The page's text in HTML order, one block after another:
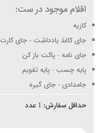
اقلام موجود در ست:
کازیه
جای کاغذ یادداشت - جای کارت
جای نامه - پاکت باز کن
پایه چسب - پایه تقویم
جامدادی - جای گیره
حداقل سفارش: 1 عدد